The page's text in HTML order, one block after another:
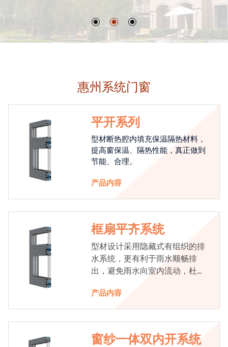
惠州系统门窗
平开系列
型材断热腔内填充保温隔热材料，
提高窗保温、隔热性能，真正做到
节能、合理。
产品内容
框扇平齐系统
型材设计采用隐藏式有组织的排
水系统，更有利于雨水顺畅排
出，避免雨水向室内流动，杜绝
产品内容
窗纱一体双内开系统